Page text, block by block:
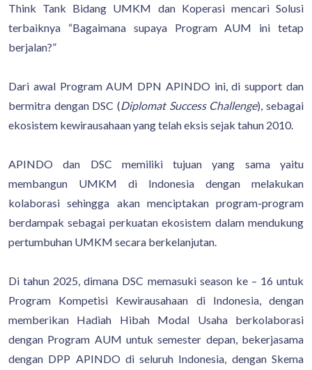
Think Tank Bidang UMKM dan Koperasi mencari Solusi
terbaiknya “Bagaimana supaya Program AUM ini tetap
berjalan?”
Dari awal Program AUM DPN APINDO ini, di support dan
bermitra dengan DSC (Diplomat Success Challenge), sebagai
ekosistem kewirausahaan yang telah eksis sejak tahun 2010.
APINDO dan DSC memiliki tujuan yang sama yaitu
membangun UMKM di Indonesia dengan melakukan
kolaborasi sehingga akan menciptakan program-program
berdampak sebagai perkuatan ekosistem dalam mendukung
pertumbuhan UMKM secara berkelanjutan.
Di tahun 2025, dimana DSC memasuki season ke – 16 untuk
Program Kompetisi Kewirausahaan di Indonesia, dengan
memberikan Hadiah Hibah Modal Usaha berkolaborasi
dengan Program AUM untuk semester depan, bekerjasama
dengan DPP APINDO di seluruh Indonesia, dengan Skema